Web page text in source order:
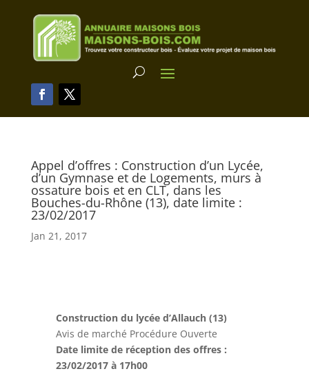
Appel d’offres : Construction d’un Lycée,
d’un Gymnase et de Logements, murs à
ossature bois et en CLT, dans les
Bouches-du-Rhône (13), date limite :
23/02/2017
Jan 21, 2017
Construction du lycée d’Allauch (13)
Avis de marché Procédure Ouverte
Date limite de réception des offres :
23/02/2017 à 17h00